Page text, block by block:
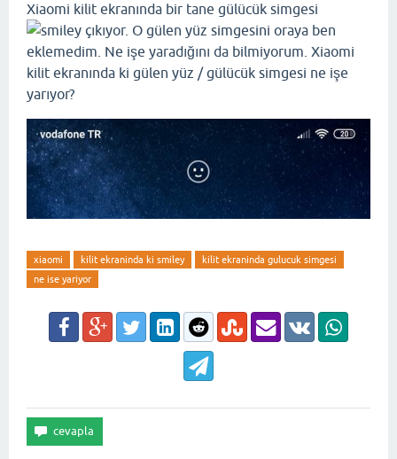
Xiaomi kilit ekranında bir tane gülücük simgesi
çıkıyor. O gülen yüz simgesini oraya ben
eklemedim. Ne işe yaradığını da bilmiyorum. Xiaomi
kilit ekranında ki gülen yüz / gülücük simgesi ne işe
yarıyor?
xiaomi kilit ekraninda ki smiley
kilit ekraninda gulucuk simgesi
ne ise yariyor